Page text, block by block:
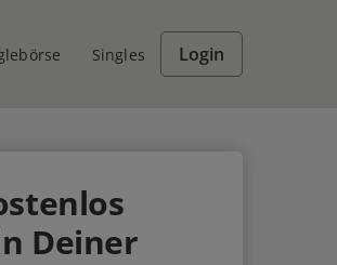
Singles Login
Deiner